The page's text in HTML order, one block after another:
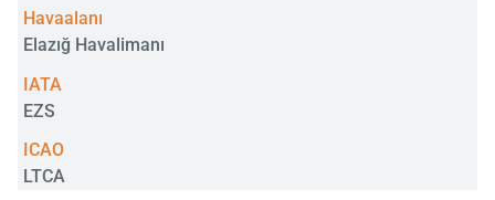
Havaalanı
Elazığ Havalimanı
IATA
EZS
ICAO
LTCA